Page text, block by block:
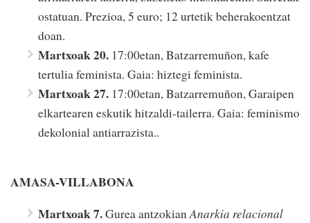
ostatuan. Prezioa, 5 euro; 12 urtetik beherakoentzat
doan.
Martxoak 20. 17:00etan, Batzarremuñon, kafe
tertulia feminista. Gaia: hiztegi feminista.
Martxoak 27. 17:00etan, Batzarremuñon, Garaipen
elkartearen eskutik hitzaldi-tailerra. Gaia: feminismo
dekolonial antiarrazista..
AMASA-VILLABONA
Martxoak 7.Gurea antzokianAnarkia relacional